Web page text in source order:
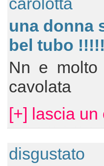
una donna
bel tubo
Nn e
cavolata
[+] lascia un
disgustato